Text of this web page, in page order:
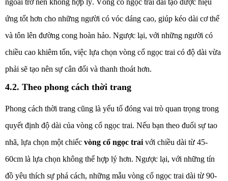
ngoài trở nên không hợp lý. Vòng cổ ngọc trai dài tạo được hiệu
ứng tốt hơn cho những người có vóc dáng cao, giúp kéo dài cơ thể
và tôn lên đường cong hoàn hảo. Ngược lại, với những người có
chiều cao khiêm tốn, việc lựa chọn vòng cổ ngọc trai có độ dài vừa
phải sẽ tạo nên sự cân đối và thanh thoát hơn.
4.2. Theo phong cách thời trang
Phong cách thời trang cũng là yếu tố đóng vai trò quan trọng trong
quyết định độ dài của vòng cổ ngọc trai. Nếu bạn theo đuổi sự tao
nhã, lựa chọn một chiếc vòng cổ ngọc trai với chiều dài từ 45-
60cm là lựa chọn không thể hợp lý hơn. Ngược lại, với những tín
đồ yêu thích sự phá cách, những mẫu vòng cổ ngọc trai dài từ 90-